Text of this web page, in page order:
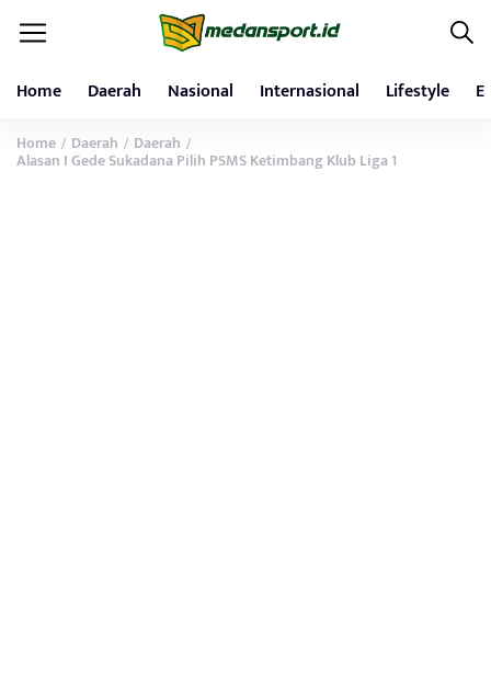
Home Daerah Nasional Internasional Lifestyle
Home / Daerah / Daerah /
Alasan I Gede Sukadana Pilih PSMS Ketimbang Klub Liga 1